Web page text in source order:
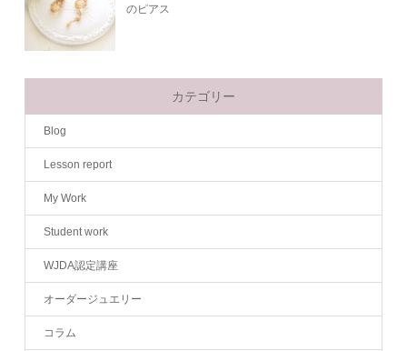
のピアス
カテゴリー
Blog
Lesson report
My Work
Student work
WJDA認定講座
オーダージュエリー
コラム